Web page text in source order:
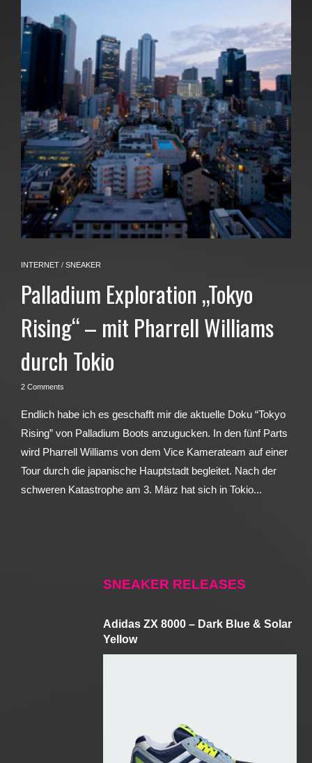
INTERNET / SNEAKER
Palladium Exploration „Tokyo
Rising“ – mit Pharrell Williams
durch Tokio
2 Comments
Endlich habe ich es geschafft mir die aktuelle Doku “Tokyo
Rising” von Palladium Boots anzugucken. In den fünf Parts
wird Pharrell Williams von dem Vice Kamerateam auf einer
Tour durch die japanische Hauptstadt begleitet. Nach der
schweren Katastrophe am 3. März hat sich in Tokio...
SNEAKER RELEASES
Adidas ZX 8000 – Dark Blue & Solar
Yellow